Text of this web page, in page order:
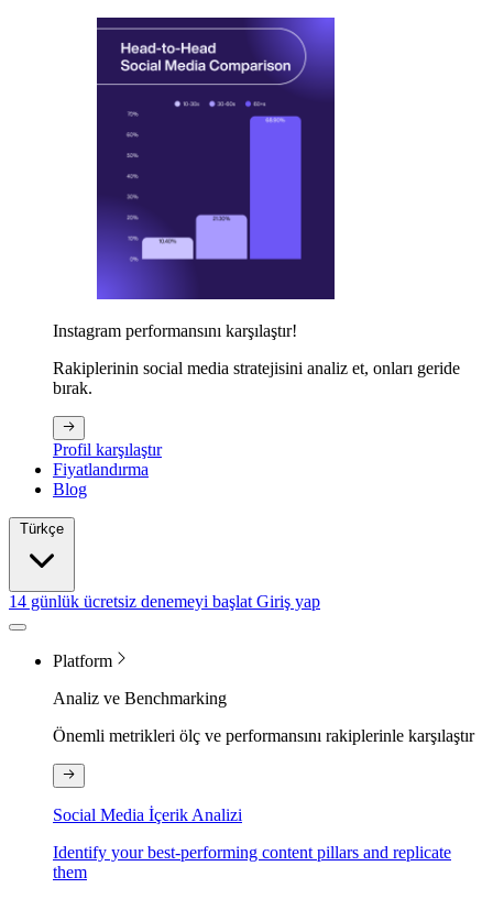
Instagram performansını karşılaştır!
Rakiplerinin social media stratejisini analiz et, onları geride
bırak.
Profil karşılaştır
Fiyatlandırma
Blog
14 günlük ücretsiz denemeyi başlat Giriş yap
Platform
Analiz ve Benchmarking
Önemli metrikleri ölç ve performansını rakiplerinle karşılaştır
Social Media İçerik Analizi
Identify your best-performing content pillars and replicate
them